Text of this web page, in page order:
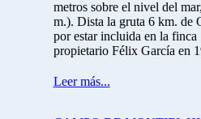
metros sobre el nivel del
m.). Dista la gruta 6 km. de
por estar incluida en la
propietario Félix García en
Leer más...